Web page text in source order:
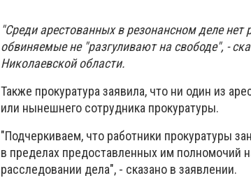
"Среди арестованных в резонансном деле
обвиняемые не "разгуливают на свободе", -
Николаевской области.
Также прокуратура заявила, что ни один из
или нынешнего сотрудника прокуратуры.
"Подчеркиваем, что работники прокуратуры
в пределах предоставленных им полномочий
расследовании дела", - сказано в заявлении.